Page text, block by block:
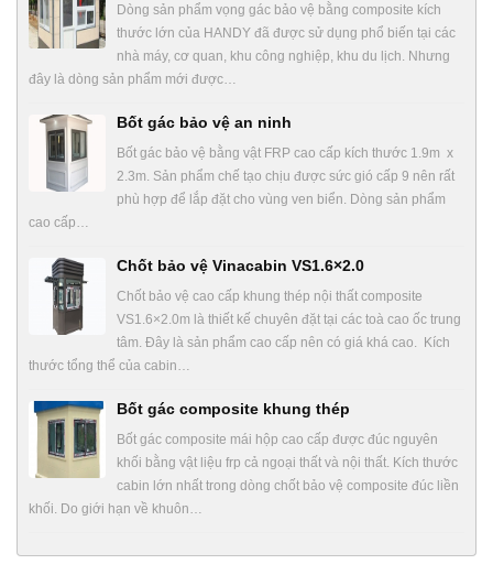
Dòng sản phẩm vọng gác bảo vệ bằng composite kích
thước lớn của HANDY đã được sử dụng phổ biến tại các
nhà máy, cơ quan, khu công nghiệp, khu du lịch. Nhưng
đây là dòng sản phẩm mới được…
Bốt gác bảo vệ an ninh
Bốt gác bảo vệ bằng vật FRP cao cấp kích thước 1.9m x
2.3m. Sản phẩm chế tạo chịu được sức gió cấp 9 nên rất
phù hợp để lắp đặt cho vùng ven biển. Dòng sản phẩm
cao cấp…
Chốt bảo vệ Vinacabin VS1.6×2.0
Chốt bảo vệ cao cấp khung thép nội thất composite
VS1.6×2.0m là thiết kế chuyên đặt tại các toà cao ốc trung
tâm. Đây là sản phẩm cao cấp nên có giá khá cao. Kích
thước tổng thể của cabin…
Bốt gác composite khung thép
Bốt gác composite mái hộp cao cấp được đúc nguyên
khối bằng vật liệu frp cả ngoại thất và nội thất. Kích thước
cabin lớn nhất trong dòng chốt bảo vệ composite đúc liền
khối. Do giới hạn về khuôn…